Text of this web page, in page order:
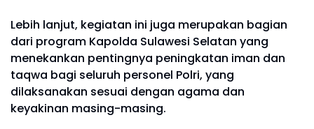
Lebih lanjut, kegiatan ini juga merupakan bagian
dari program Kapolda Sulawesi Selatan yang
menekankan pentingnya peningkatan iman dan
taqwa bagi seluruh personel Polri, yang
dilaksanakan sesuai dengan agama dan
keyakinan masing-masing.